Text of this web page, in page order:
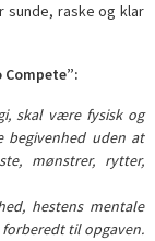
raske og klar
skal være fysisk og
uden at
mønstrer, rytter,
hestens mentale
til opgaven.